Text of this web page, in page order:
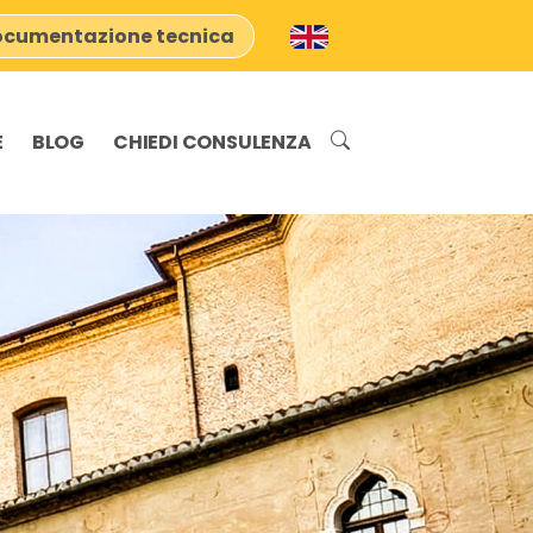
tecnica
BLOG CHIEDI CONSULENZA